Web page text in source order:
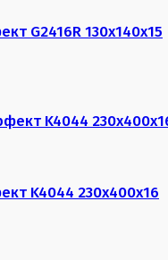
G2416R 130х140х15
K4044 230х400х16